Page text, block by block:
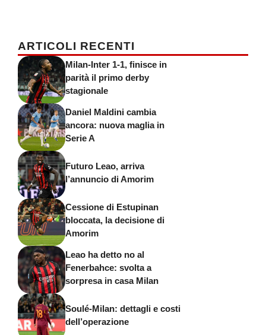
ARTICOLI RECENTI
Milan-Inter 1-1, finisce in
parità il primo derby
stagionale
Daniel Maldini cambia
ancora: nuova maglia in
Serie A
Futuro Leao, arriva
l’annuncio di Amorim
Cessione di Estupinan
bloccata, la decisione di
Amorim
Leao ha detto no al
Fenerbahce: svolta a
sorpresa in casa Milan
Soulé-Milan: dettagli e costi
dell’operazione